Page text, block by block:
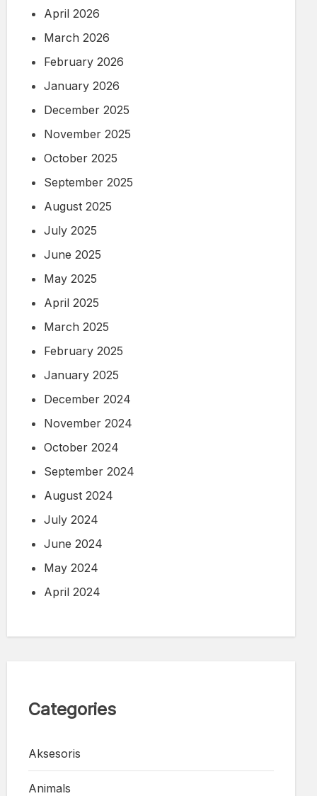
April 2026
March 2026
February 2026
January 2026
December 2025
November 2025
October 2025
September 2025
August 2025
July 2025
June 2025
May 2025
April 2025
March 2025
February 2025
January 2025
December 2024
November 2024
October 2024
September 2024
August 2024
July 2024
June 2024
May 2024
April 2024
Categories
Aksesoris
Animals